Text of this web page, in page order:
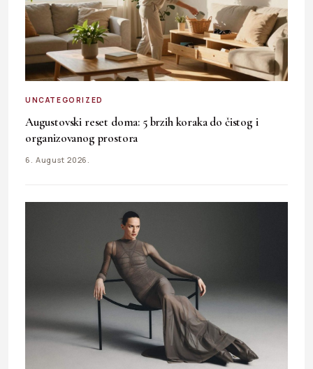
UNCATEGORIZED
Augustovski reset doma: 5 brzih koraka do čistog i
organizovanog prostora
6. August 2026.